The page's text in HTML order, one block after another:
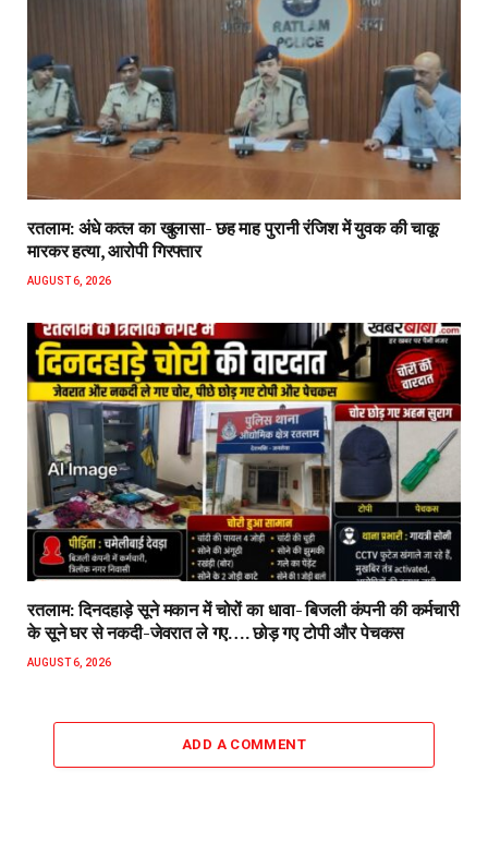
रतलाम: अंधे कत्ल का खुलासा- छह माह पुरानी रंजिश में युवक की चाकू
मारकर हत्या, आरोपी गिरफ्तार
AUGUST 6, 2026
रतलाम: दिनदहाड़े सूने मकान में चोरों का धावा- बिजली कंपनी की कर्मचारी
के सूने घर से नकदी-जेवरात ले गए…. छोड़ गए टोपी और पेचकस
AUGUST 6, 2026
ADD A COMMENT